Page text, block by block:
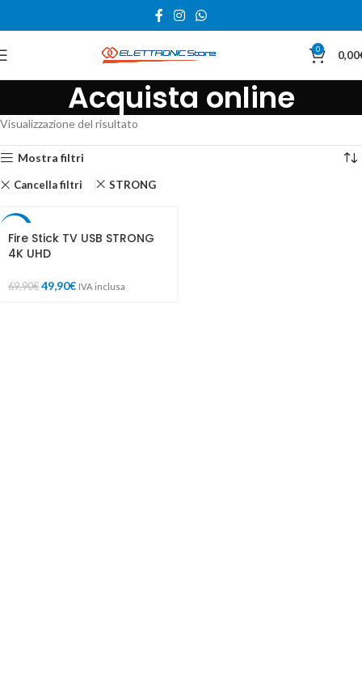
0 0,00
Acquista online
Visualizzazione del risultato
Mostra filtri
Cancella filtri STRONG
Fire Stick TV USB STRONG
4K UHD
69,90€ 49,90€ IVA inclusa